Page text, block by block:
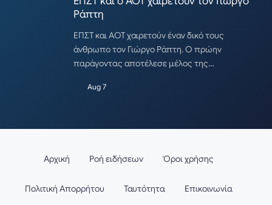
Ράπτη
ΕΠΣΤ και ΑΟΤ χαιρετούν έναν δικό τους
άνθρωπο τον Γιώργο Ράπτη. Ο πρώην
παράγοντας αποτέλεσε μέλος της…
Aug 7
Αρχική Ροή ειδήσεων Όροι χρήσης
Πολιτική Απορρήτου Ταυτότητα Επικοινωνία